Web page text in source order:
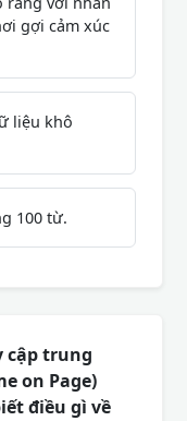
gợi cảm xúc
liệu khô
100 từ.
cập trung
on Page)
điều gì về